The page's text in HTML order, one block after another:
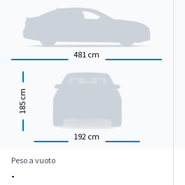
481 cm
192 cm
185
cm
Peso a vuoto
-